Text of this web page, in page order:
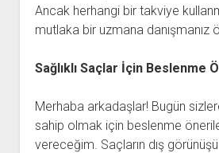
Ancak herhangi bir takviye
mutlaka bir uzmana danışmanız
Sağlıklı Saçlar İçin Beslenme
Merhaba arkadaşlar! Bugün
sahip olmak için beslenme
vereceğim. Saçların dış